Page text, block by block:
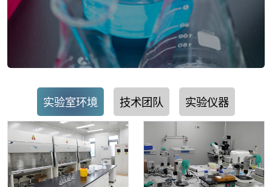
实验室环境 技术团队 实验仪器